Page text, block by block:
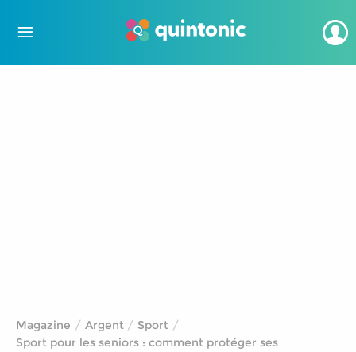
Magazine Argent
Sport
Sport pour les seniors : comment protéger ses